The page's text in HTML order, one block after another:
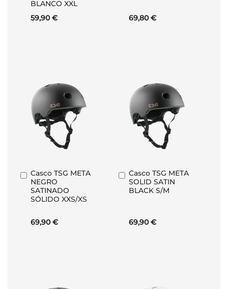
BLANCO XXL
59,90 €
69,80 €
Casco TSG META
NEGRO
SATINADO
SÓLIDO XXS/XS
69,90 €
Añadir
al
carrito
Casco TSG META
SOLID SATIN
BLACK S/M
69,90 €
Añadir
al
carrito